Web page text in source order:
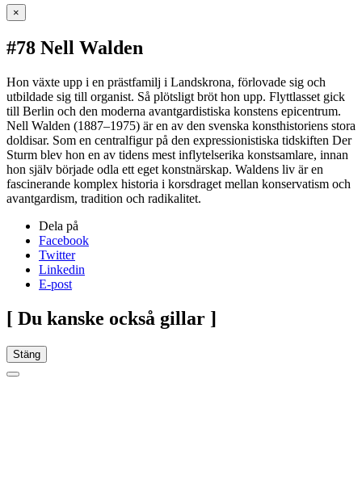
×
#78 Nell Walden
Hon växte upp i en prästfamilj i Landskrona, förlovade sig och
utbildade sig till organist. Så plötsligt bröt hon upp. Flyttlasset gick
till Berlin och den moderna avantgardistiska konstens epicentrum.
Nell Walden (1887–1975) är en av den svenska konsthistoriens stora
doldisar. Som en centralfigur på den expressionistiska tidskiften Der
Sturm blev hon en av tidens mest inflytelserika konstsamlare, innan
hon själv började odla ett eget konstnärskap. Waldens liv är en
fascinerande komplex historia i korsdraget mellan konservatism och
avantgardism, tradition och radikalitet.
Dela på
Facebook
Twitter
Linkedin
E-post
[ Du kanske också gillar ]
Stäng